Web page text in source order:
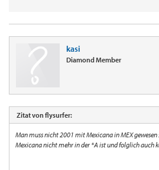
kasi
Diamond Member
Zitat von flysurfer:
Man muss nicht 2001 mit Mexicana in MEX gewesen
Mexicana nicht mehr in der *A ist und folglich auch